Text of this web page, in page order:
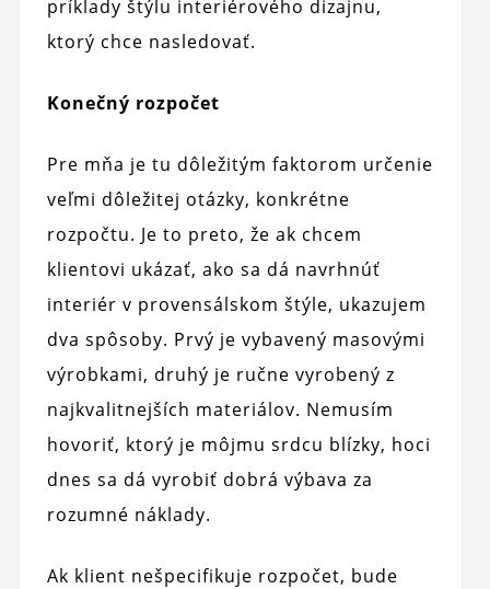
príklady štýlu interiérového dizajnu,
ktorý chce nasledovať.
Konečný rozpočet
Pre mňa je tu dôležitým faktorom určenie
veľmi dôležitej otázky, konkrétne
rozpočtu. Je to preto, že ak chcem
klientovi ukázať, ako sa dá navrhnúť
interiér v provensálskom štýle, ukazujem
dva spôsoby. Prvý je vybavený masovými
výrobkami, druhý je ručne vyrobený z
najkvalitnejších materiálov. Nemusím
hovoriť, ktorý je môjmu srdcu blízky, hoci
dnes sa dá vyrobiť dobrá výbava za
rozumné náklady.
Ak klient nešpecifikuje rozpočet, bude